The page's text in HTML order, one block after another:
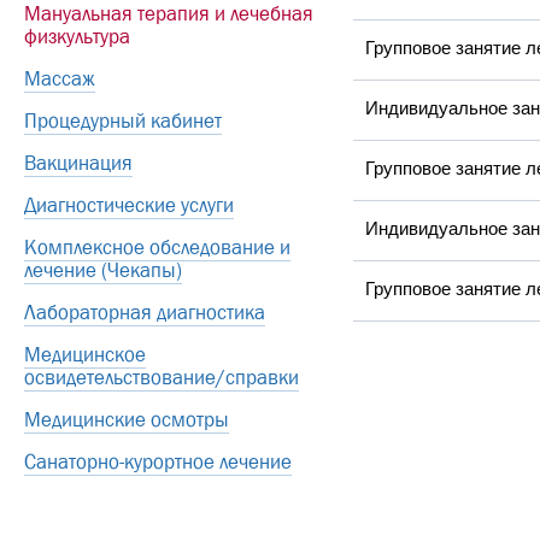
Групповое занятие
Индивидуальное
Групповое занятие
Индивидуальное
Групповое занятие
Мануальная терапия и лечебная
физкультура
Массаж
Процедурный кабинет
Вакцинация
Диагностические услуги
Комплексное обследование и
лечение (Чекапы)
Лабораторная диагностика
Медицинское
освидетельствование/справки
Медицинские осмотры
Санаторно-курортное лечение